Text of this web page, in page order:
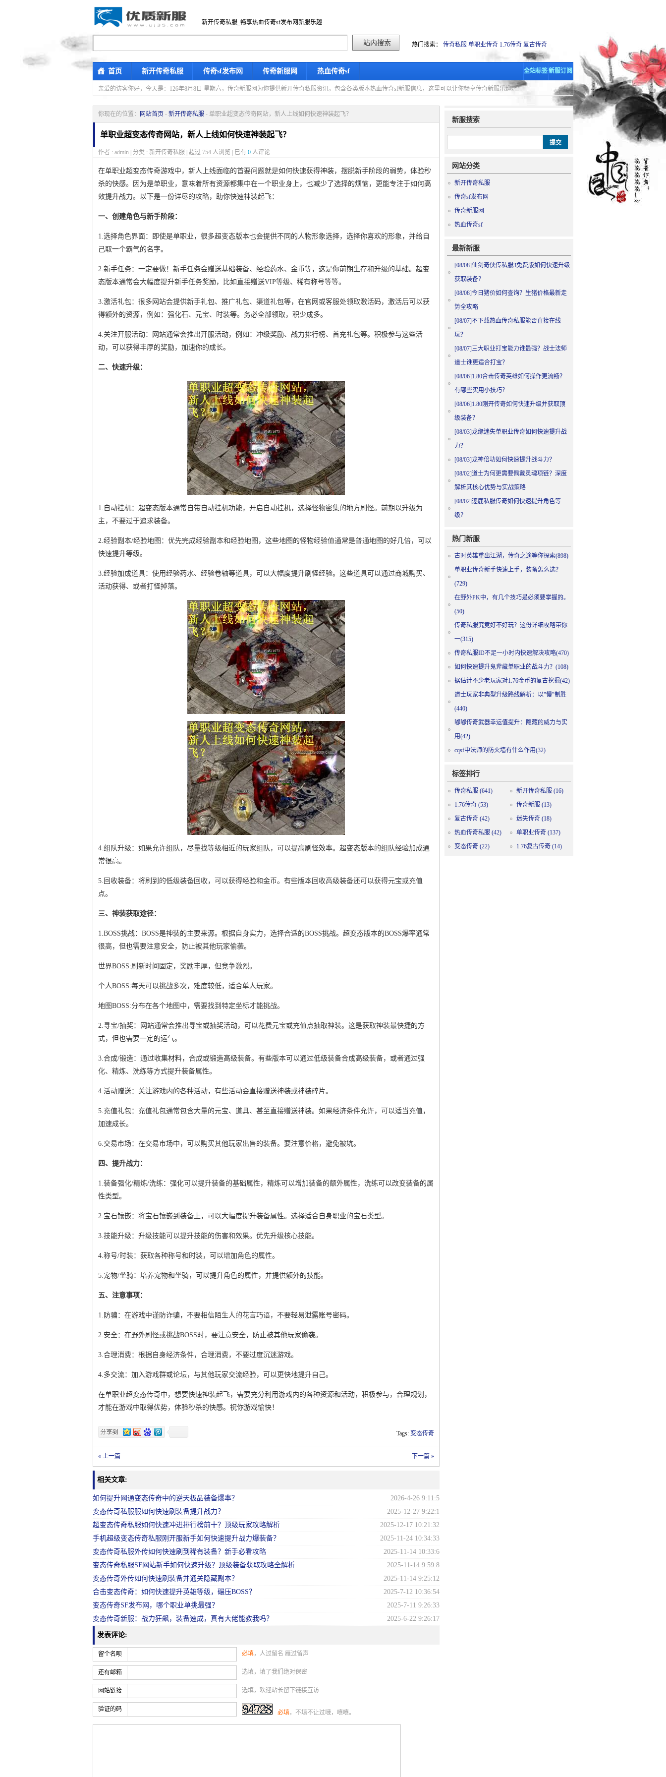
新开传奇私服_畅享热血传奇sf发布网新服乐趣
热门搜索： 传奇私服 单职业传奇 1.76传奇 复古传奇
首页 新开传奇私服 传奇sf发布网 传奇新服网 热血传奇sf 全站标签新服订阅
亲爱的访客你好， 今天是：126年8月8日 星期六，传奇新服网为你提供新开传奇私服资讯，包含各类版本热血传奇sf新服信息，这里可以让你畅享传奇新服乐趣。
你现在的位置： 网站首页 - 新开传奇私服 - 单职业超变态传奇网站，新人上线如何快速神装起飞？
单职业超变态传奇网站，新人上线如何快速神装起飞？
作者 : admin | 分类 : 新开传奇私服 | 超过 754 人浏览 | 已有 0 人评论
在单职业超变态传奇游戏中，新人上线面临的首要问题就是如何快速获得神装，摆脱新手阶段的弱势，体验秒
杀的快感。因为是单职业，意味着所有资源都集中在一个职业身上，也减少了选择的烦恼，更能专注于如何高
效提升战力。以下是一份详尽的攻略，助你快速神装起飞：
一、创建角色与新手阶段：
1.选择角色界面：即使是单职业，很多超变态版本也会提供不同的人物形象选择，选择你喜欢的形象，并给自
己取一个霸气的名字。
2.新手任务：一定要做！新手任务会赠送基础装备、经验药水、金币等，这是你前期生存和升级的基础。超变
态版本通常会大幅度提升新手任务奖励，比如直接赠送VIP等级、稀有称号等等。
3.激活礼包：很多网站会提供新手礼包、推广礼包、渠道礼包等，在官网或客服处领取激活码，激活后可以获
得额外的资源，例如：强化石、元宝、时装等。务必全部领取，积少成多。
4.关注开服活动：网站通常会推出开服活动，例如：冲级奖励、战力排行榜、首充礼包等。积极参与这些活
动，可以获得丰厚的奖励，加速你的成长。
二、快速升级：
1.自动挂机：超变态版本通常自带自动挂机功能，开启自动挂机，选择怪物密集的地方刷怪。前期以升级为
主，不要过于追求装备。
2.经验副本/经验地图：优先完成经验副本和经验地图，这些地图的怪物经验值通常是普通地图的好几倍，可以
快速提升等级。
3.经验加成道具：使用经验药水、经验卷轴等道具，可以大幅度提升刷怪经验。这些道具可以通过商城购买、
活动获得、或者打怪掉落。
4.组队升级：如果允许组队，尽量找等级相近的玩家组队，可以提高刷怪效率。超变态版本的组队经验加成通
常很高。
5.回收装备：将刷到的低级装备回收，可以获得经验和金币。有些版本回收高级装备还可以获得元宝或充值
点。
三、神装获取途径：
1.BOSS挑战：BOSS是神装的主要来源。根据自身实力，选择合适的BOSS挑战。超变态版本的BOSS爆率通常
很高，但也需要注意安全，防止被其他玩家偷袭。
世界BOSS:刷新时间固定，奖励丰厚，但竞争激烈。
个人BOSS:每天可以挑战多次，难度较低，适合单人玩家。
地图BOSS:分布在各个地图中，需要找到特定坐标才能挑战。
2.寻宝/抽奖：网站通常会推出寻宝或抽奖活动，可以花费元宝或充值点抽取神装。这是获取神装最快捷的方
式，但也需要一定的运气。
3.合成/锻造：通过收集材料，合成或锻造高级装备。有些版本可以通过低级装备合成高级装备，或者通过强
化、精炼、洗练等方式提升装备属性。
4.活动赠送：关注游戏内的各种活动，有些活动会直接赠送神装或神装碎片。
5.充值礼包：充值礼包通常包含大量的元宝、道具、甚至直接赠送神装。如果经济条件允许，可以适当充值，
加速成长。
6.交易市场：在交易市场中，可以购买其他玩家出售的装备。要注意价格，避免被坑。
四、提升战力：
1.装备强化/精炼/洗练：强化可以提升装备的基础属性，精炼可以增加装备的额外属性，洗练可以改变装备的属
性类型。
2.宝石镶嵌：将宝石镶嵌到装备上，可以大幅度提升装备属性。选择适合自身职业的宝石类型。
3.技能升级：升级技能可以提升技能的伤害和效果。优先升级核心技能。
4.称号/时装：获取各种称号和时装，可以增加角色的属性。
5.宠物/坐骑：培养宠物和坐骑，可以提升角色的属性，并提供额外的技能。
五、注意事项：
1.防骗：在游戏中谨防诈骗，不要相信陌生人的花言巧语，不要轻易泄露账号密码。
2.安全：在野外刷怪或挑战BOSS时，要注意安全，防止被其他玩家偷袭。
3.合理消费：根据自身经济条件，合理消费，不要过度沉迷游戏。
4.多交流：加入游戏群或论坛，与其他玩家交流经验，可以更快地提升自己。
在单职业超变态传奇中，想要快速神装起飞，需要充分利用游戏内的各种资源和活动，积极参与，合理规划，
才能在游戏中取得优势，体验秒杀的快感。祝你游戏愉快！
Tags: 变态传奇
« 上一篇 下一篇 »
相关文章:
如何提升网通变态传奇中的逆天极品装备爆率？
2026-4-26 9:11:5
变态传奇私服服如何快速刷装备提升战力？
2025-12-27 9:22:1
超变态传奇私服如何快速冲进排行榜前十？顶级玩家攻略解析
2025-12-17 10:21:32
手机超级变态传奇私服刚开服新手如何快速提升战力爆装备？
2025-11-24 10:34:33
变态传奇私服外传如何快速刷到稀有装备？新手必看攻略
2025-11-14 10:33:6
变态传奇私服SF网站新手如何快速升级？顶级装备获取攻略全解析
2025-11-14 9:59:8
变态传奇外传如何快速刷装备并通关隐藏副本？
2025-11-14 9:25:12
合击变态传奇：如何快速提升英雄等级，碾压BOSS？
2025-7-12 10:36:54
变态传奇SF发布网，哪个职业单挑最强？
2025-7-11 9:26:33
变态传奇新服：战力狂飙，装备速成，真有大佬能教我吗？
2025-6-22 9:26:17
发表评论:
留个名呗 必填，人过留名 雁过留声
还有邮箱 选填，填了我们绝对保密
网站链接 选填，欢迎站长留下链接互访
验证的码 必填，不填不让过哦，嘻嘻。
新服搜索
网站分类
新开传奇私服
传奇sf发布网
传奇新服网
热血传奇sf
最新新服
[08/08]仙剑奇侠传私服3免费版如何快速升级
获取装备？
[08/08]今日猪价如何查询？生猪价格最新走
势全攻略
[08/07]不下载热血传奇私服能否直接在线
玩？
[08/07]三大职业打宝能力谁最强？战士法师
道士谁更适合打宝？
[08/06]1.80合击传奇英雄如何操作更流畅？
有哪些实用小技巧？
[08/06]1.80刚开传奇如何快速升级并获取顶
级装备？
[08/03]龙缘迷失单职业传奇如何快速提升战
力？
[08/03]龙神倍功如何快速提升战斗力？
[08/02]道士为何更需要佩戴灵魂项链？深度
解析其核心优势与实战策略
[08/02]逐鹿私服传奇如何快速提升角色等
级？
热门新服
古时英雄重出江湖，传奇之途等你探索(898)
单职业传奇新手快速上手，装备怎么选？
(729)
在野外PK中，有几个技巧是必须要掌握的。
(50)
传奇私服究竟好不好玩？这份详细攻略带你
一(315)
传奇私服ID不足一小时内快速解决攻略(470)
如何快速提升鬼斧藏单职业的战斗力？(108)
据估计不少老玩家对1.76金币的复古挖掘(42)
道士玩家非典型升级路线解析：以"慢"制胜
(440)
嘟嘟传奇武器幸运值提升：隐藏的威力与实
用(42)
cqsf中法师的防火墙有什么作用(32)
标签排行
传奇私服 (641) 新开传奇私服 (16)
1.76传奇 (53) 传奇新服 (13)
复古传奇 (42) 迷失传奇 (18)
热血传奇私服 (42) 单职业传奇 (137)
变态传奇 (22) 1.76复古传奇 (14)